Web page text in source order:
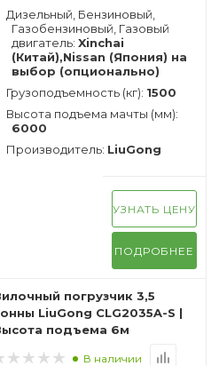
Дизельный, Бензиновый,
Газобензиновый, Газовый
двигатель: Xinchai
(Китай),Nissan (Япония) на
выбор (опционально)
Грузоподъемность (кг): 1500
Высота подъема мачты (мм):
6000
Производитель: LiuGong
УЗНАТЬ ЦЕНУ
ПОДРОБНЕЕ
погрузчик 3,5
LiuGong CLG2035A-S |
подъема 6м
В наличии